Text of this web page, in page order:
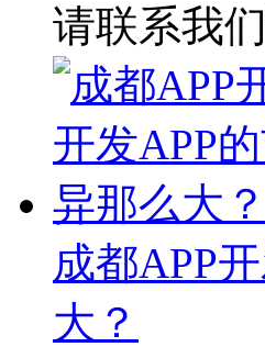
请联系我
成都APP
大？